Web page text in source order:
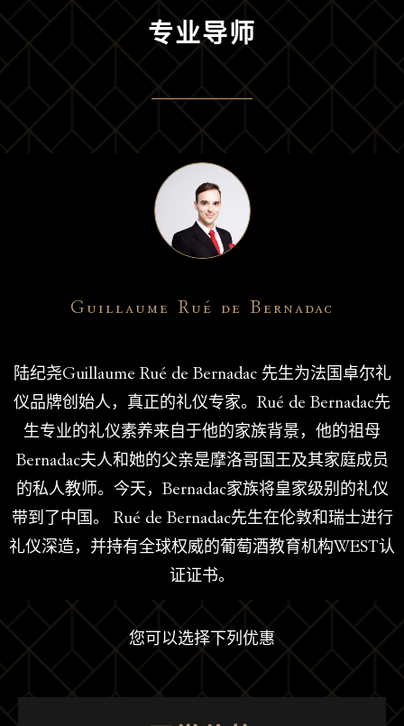
专业导师
Guillaume Rué de Bernadac
陆纪尧Guillaume Rué de Bernadac 先生为法国卓尔礼
仪品牌创始人，真正的礼仪专家。Rué de Bernadac先
生专业的礼仪素养来自于他的家族背景，他的祖母
Bernadac夫人和她的父亲是摩洛哥国王及其家庭成员
的私人教师。今天，Bernadac家族将皇家级别的礼仪
带到了中国。 Rué de Bernadac先生在伦敦和瑞士进行
礼仪深造，并持有全球权威的葡萄酒教育机构WEST认
证证书。
您可以选择下列优惠